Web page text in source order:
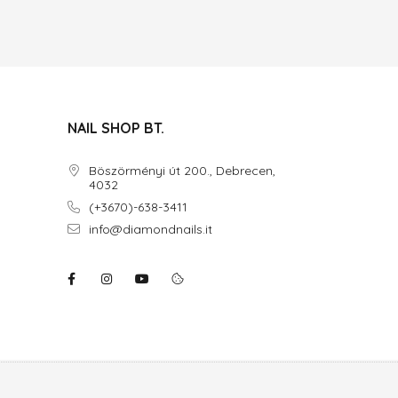
NAIL SHOP BT.
Böszörményi út 200., Debrecen,
4032
(+3670)-638-3411
info@diamondnails.it